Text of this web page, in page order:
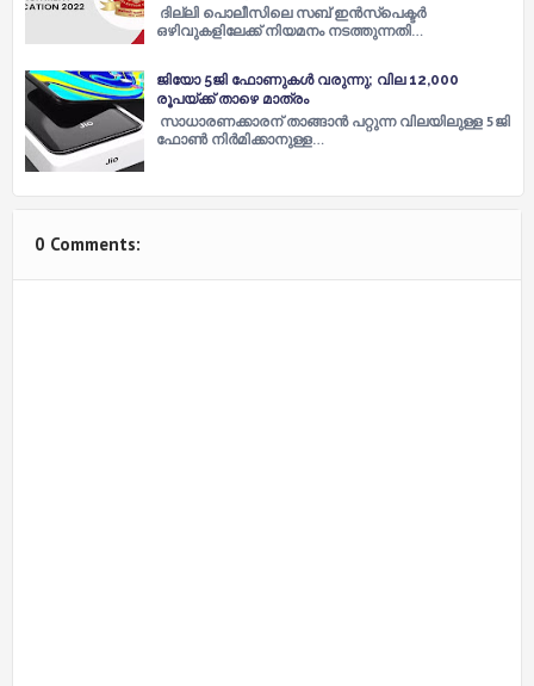
ദില്ലി പൊലീസിലെ സബ് ഇൻസ്പെക്ടർ
ഒഴിവുകളിലേക്ക് നിയമനം നടത്തുന്നതി…
ജിയോ 5ജി ഫോണുകൾ വരുന്നു; വില 12,000
രൂപയ്ക്ക് താഴെ മാത്രം
സാധാരണക്കാരന് താങ്ങാൻ പറ്റുന്ന വിലയിലുള്ള 5ജി
ഫോൺ നിർമിക്കാനുള്ള…
0 Comments: